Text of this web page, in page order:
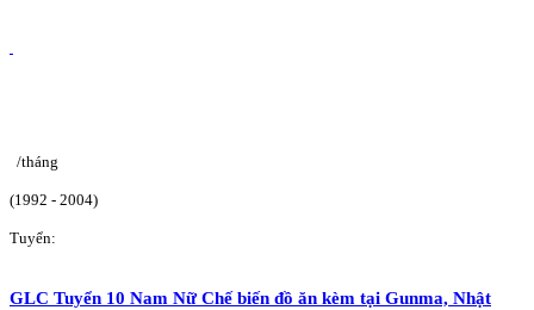
/tháng
(1992 - 2004)
Tuyển:
GLC Tuyển 10 Nam Nữ Chế biến đồ ăn kèm tại Gunma, Nhật